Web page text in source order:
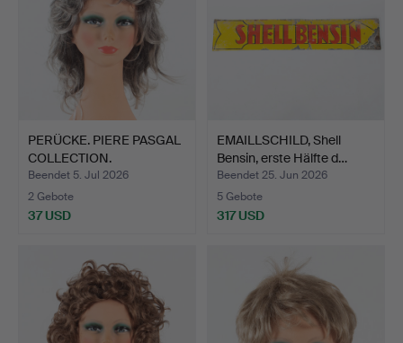
PERÜCKE. PIERE PASGAL
COLLECTION.
Beendet 5. Jul 2026
2 Gebote
37 USD
EMAILLSCHILD, Shell
Bensin, erste Hälfte d…
Beendet 25. Jun 2026
5 Gebote
317 USD